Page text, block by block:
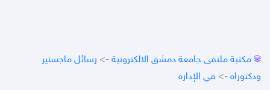
مكتبة ملتقى جامعة دمشق الالكترونية -> رسائل ماجستير
ودكتوراه -> في الإدارة